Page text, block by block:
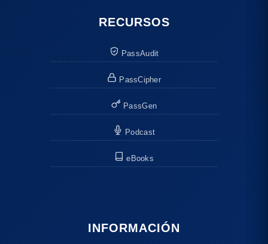
RECURSOS
PassAudit
PassCipher
PassGen
Podcast
eBooks
INFORMACIÓN